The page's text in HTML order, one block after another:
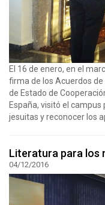
El 16 de enero, en el
firma de los Acuerdos de
de Estado de
España, visitó el
jesuitas y reconocer los
Literatura para los
04/12/2016